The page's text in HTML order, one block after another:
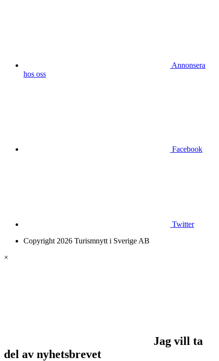
Annonsera
hos oss
Facebook
Twitter
Copyright 2026 Turismnytt i Sverige AB
×
Jag vill ta
del av nyhetsbrevet